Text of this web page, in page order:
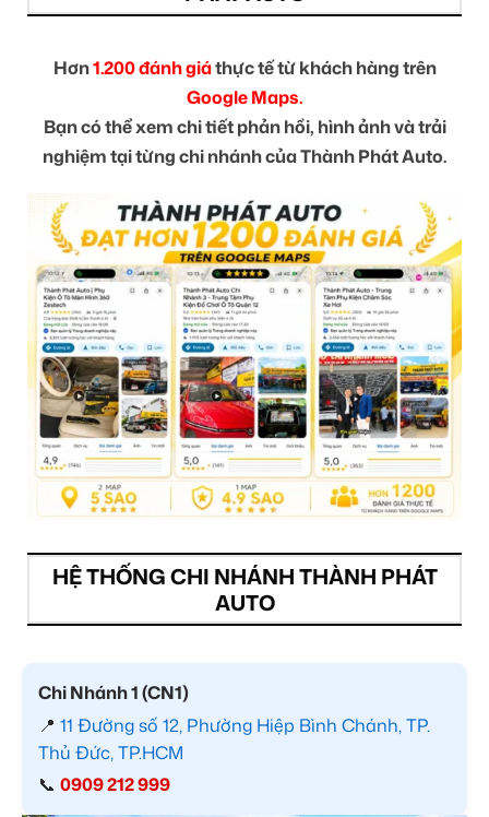
Hơn1.200 đánh giáthực tế từ khách hàng trên
Google Maps.
Bạn có thể xem chi tiết phản hồi, hình ảnh và trải
nghiệm tại từng chi nhánh của Thành Phát Auto.
HỆ THỐNG CHI NHÁNH THÀNH PHÁT
AUTO
Chi Nhánh 1 (CN1)
📍 11 Đường số 12, Phường Hiệp Bình Chánh, TP.
Thủ Đức, TP.HCM
📞 0909 212 999